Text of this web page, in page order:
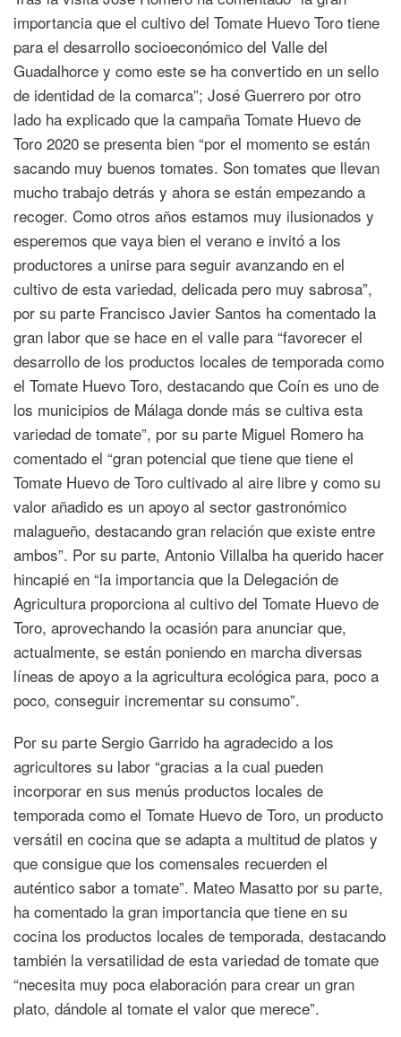
importancia que el cultivo del Tomate Huevo Toro tiene
para el desarrollo socioeconómico del Valle del
Guadalhorce y como este se ha convertido en un sello
de identidad de la comarca”; José Guerrero por otro
lado ha explicado que la campaña Tomate Huevo de
Toro 2020 se presenta bien “por el momento se están
sacando muy buenos tomates. Son tomates que llevan
mucho trabajo detrás y ahora se están empezando a
recoger. Como otros años estamos muy ilusionados y
esperemos que vaya bien el verano e invitó a los
productores a unirse para seguir avanzando en el
cultivo de esta variedad, delicada pero muy sabrosa”,
por su parte Francisco Javier Santos ha comentado la
gran labor que se hace en el valle para “favorecer el
desarrollo de los productos locales de temporada como
el Tomate Huevo Toro, destacando que Coín es uno de
los municipios de Málaga donde más se cultiva esta
variedad de tomate”, por su parte Miguel Romero ha
comentado el “gran potencial que tiene que tiene el
Tomate Huevo de Toro cultivado al aire libre y como su
valor añadido es un apoyo al sector gastronómico
malagueño, destacando gran relación que existe entre
ambos”. Por su parte, Antonio Villalba ha querido hacer
hincapié en “la importancia que la Delegación de
Agricultura proporciona al cultivo del Tomate Huevo de
Toro, aprovechando la ocasión para anunciar que,
actualmente, se están poniendo en marcha diversas
líneas de apoyo a la agricultura ecológica para, poco a
poco, conseguir incrementar su consumo”.
Por su parte Sergio Garrido ha agradecido a los
agricultores su labor “gracias a la cual pueden
incorporar en sus menús productos locales de
temporada como el Tomate Huevo de Toro, un producto
versátil en cocina que se adapta a multitud de platos y
que consigue que los comensales recuerden el
auténtico sabor a tomate”. Mateo Masatto por su parte,
ha comentado la gran importancia que tiene en su
cocina los productos locales de temporada, destacando
también la versatilidad de esta variedad de tomate que
“necesita muy poca elaboración para crear un gran
plato, dándole al tomate el valor que merece”.